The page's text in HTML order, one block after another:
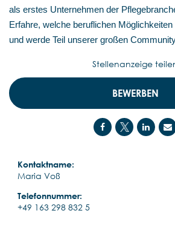
als erstes Unternehmen der
Erfahre, welche beruflichen
und werde Teil unserer großen
BEWERBEN
Kontaktname:
Maria Voß
Telefonnummer:
+49 163 298 832 5
Stellenanzeige